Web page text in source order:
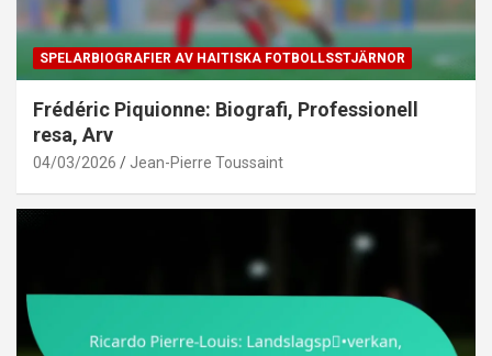
SPELARBIOGRAFIER AV HAITISKA FOTBOLLSSTJÄRNOR
Frédéric Piquionne: Biografi, Professionell
resa, Arv
04/03/2026 Jean-Pierre Toussaint